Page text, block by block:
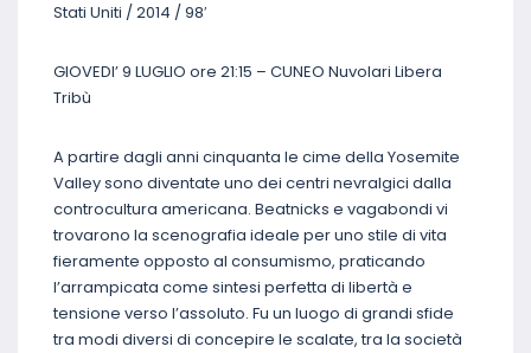
Stati Uniti / 2014 / 98′
GIOVEDI’ 9 LUGLIO ore 21:15 – CUNEO Nuvolari Libera
Tribù
A partire dagli anni cinquanta le cime della Yosemite
Valley sono diventate uno dei centri nevralgici dalla
controcultura americana. Beatnicks e vagabondi vi
trovarono la scenografia ideale per uno stile di vita
fieramente opposto al consumismo, praticando
l’arrampicata come sintesi perfetta di libertà e
tensione verso l’assoluto. Fu un luogo di grandi sfide
tra modi diversi di concepire le scalate, tra la società